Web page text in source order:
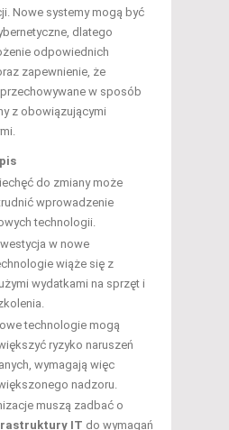
Nowe systemy mogą być
dlatego
odpowiednich
zapewnienie, że
w sposób
z obowiązującymi
do zmiany może
wprowadzenie
technologii.
w nowe
wiąże się z
wydatkami na sprzęt i
technologie mogą
ryzyko naruszeń
wymagają więc
nadzoru.
muszą zadbać o
IT do wymagań